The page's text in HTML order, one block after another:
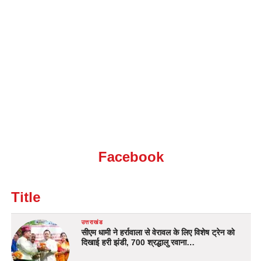
Facebook
Title
उत्तराखंड
सीएम धामी ने हर्रावाला से वेरावल के लिए विशेष ट्रेन को
दिखाई हरी झंडी, 700 श्रद्धालु रवाना…